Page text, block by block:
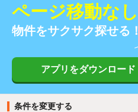
ページ移動なし
物件をサクサク探せる！
アプリをダウンロード
条件を変更する